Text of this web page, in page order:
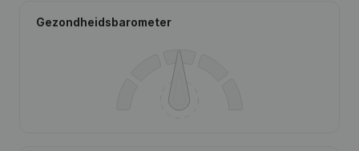
Gezondheidsbarometer